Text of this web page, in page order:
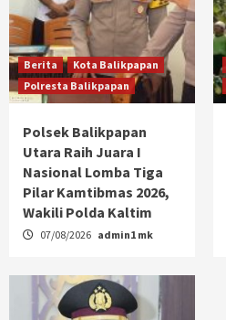
Berita
Kota Balikpapan
Polresta Balikpapan
Polsek Balikpapan
Utara Raih Juara I
Nasional Lomba Tiga
Pilar Kamtibmas 2026,
Wakili Polda Kaltim
07/08/2026 admin1 mk